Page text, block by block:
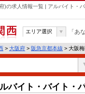
)の求人情報一覧 | アルバイト・
エリア選択 「あ
> 大阪府 > 阪急京都本線 > 大阪
バイト・バイト・